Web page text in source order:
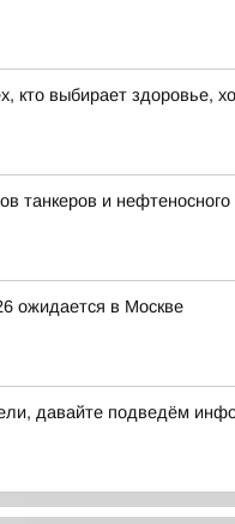
кто выбирает здоровье,
танкеров и
ожидается в Москве
давайте подведём